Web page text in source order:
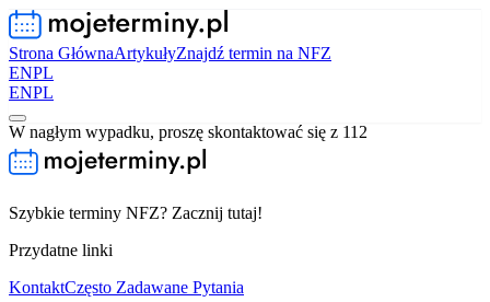
Strona GłównaArtykułyZnajdź termin na NFZ
ENPL
ENPL
W nagłym wypadku, proszę skontaktować się z 112
Szybkie terminy NFZ? Zacznij tutaj!
Przydatne linki
KontaktCzęsto Zadawane Pytania